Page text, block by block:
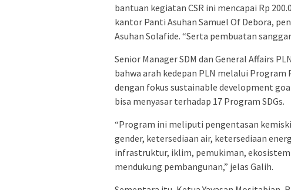
bantuan kegiatan CSR ini mencapai Rp
kantor Panti Asuhan Samuel Of Debora,
Asuhan Solafide. “Serta pembuatan
Senior Manager SDM dan General Affairs
bahwa arah kedepan PLN melalui
dengan fokus sustainable development
bisa menyasar terhadap 17 Program SDGs.
“Program ini meliputi pengentasan
gender, ketersediaan air, ketersediaan
infrastruktur, iklim, pemukiman,
mendukung pembangunan,” jelas Galih.